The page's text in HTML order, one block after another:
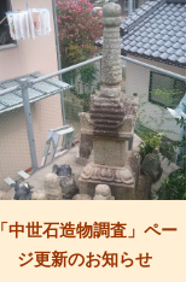
「中世石造物調査」ペー
ジ更新のお知らせ